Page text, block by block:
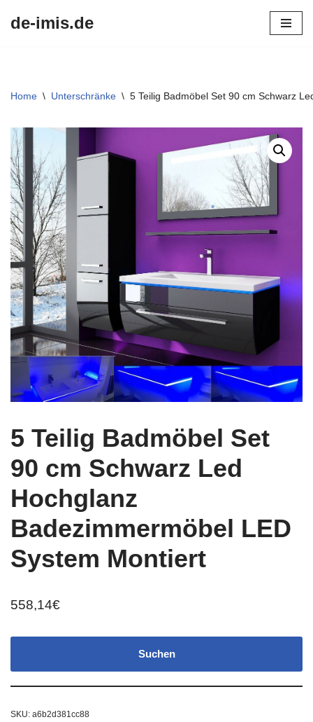
de-imis.de
Home \ Unterschränke \ 5 Teilig Badmöbel Set 90 cm Schwarz
5 Teilig Badmöbel Set
90 cm Schwarz Led
Hochglanz
Badezimmermöbel LED
System Montiert
558,14€
Suchen
SKU: a6b2d381cc88